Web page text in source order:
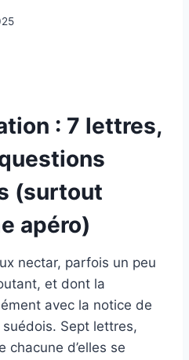
: 7 lettres,
(surtout
apéro)
nectar, parfois un peu
et dont la
avec la notice de
suédois. Sept lettres,
d’elles se